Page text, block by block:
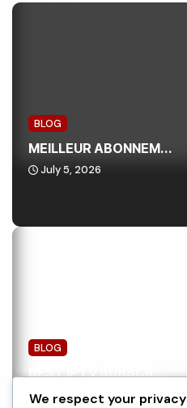
BLOG
MEILLEUR ABONNEM...
July 5, 2026
BLOG
BEST IPTV SUBSCR...
July 5, 2026
We respect your privacy